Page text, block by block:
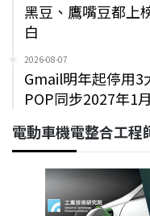
黑豆、鷹嘴豆都上
白
2026-08-07
Gmail明年起停用3
POP同步2027年1
電動車機電整合工程